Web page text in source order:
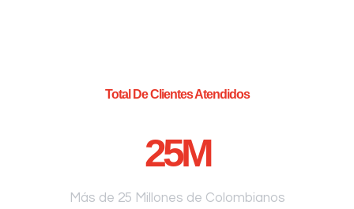
Total De Clientes Atendidos
25M
Más de 25 Millones de Colombianos